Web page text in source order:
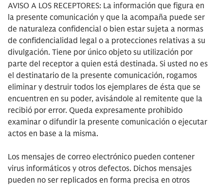
AVISO A LOS RECEPTORES: La información que figura en
la presente comunicación y que la acompaña puede ser
de naturaleza confidencial o bien estar sujeta a normas
de confidencialidad legal o a protecciones relativas a su
divulgación. Tiene por único objeto su utilización por
parte del receptor a quien está destinada. Si usted no es
el destinatario de la presente comunicación, rogamos
eliminar y destruir todos los ejemplares de ésta que se
encuentren en su poder, avisándole al remitente que la
recibió por error. Queda expresamente prohibido
examinar o difundir la presente comunicación o ejecutar
actos en base a la misma.
Los mensajes de correo electrónico pueden contener
virus informáticos y otros defectos. Dichos mensajes
pueden no ser replicados en forma precisa en otros